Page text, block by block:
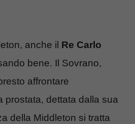
anche il Re Carlo
bene. Il Sovrano,
affrontare
prostata, dettata dalla sua
della Middleton si tratta